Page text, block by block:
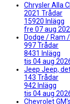
ChryslerAlla
2021 Trådar
15920 Inlägg
fre 07 aug
Dodge / Ram
997Trådar
8431 Inlägg
tis 04 aug
Jeep Jeep,
143 Trådar
942 Inlägg
tis 04 aug
Chevrolet